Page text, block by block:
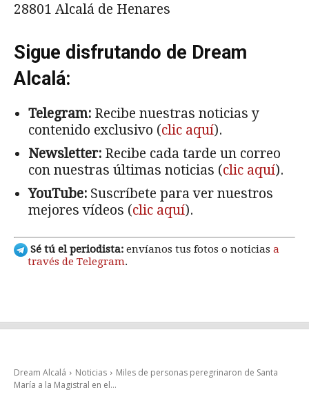
28801 Alcalá de Henares
Sigue disfrutando de Dream
Alcalá:
Telegram: Recibe nuestras noticias y
contenido exclusivo (clic aquí).
Newsletter: Recibe cada tarde un correo
con nuestras últimas noticias (clic aquí).
YouTube: Suscríbete para ver nuestros
mejores vídeos (clic aquí).
Sé tú el periodista: envíanos tus fotos o noticias a
través de Telegram.